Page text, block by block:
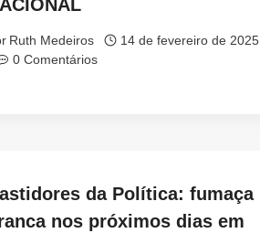
Ruth Medeiros
14 de fevereiro de 2025
0 Comentários
da Política: fumaça
nos próximos dias em